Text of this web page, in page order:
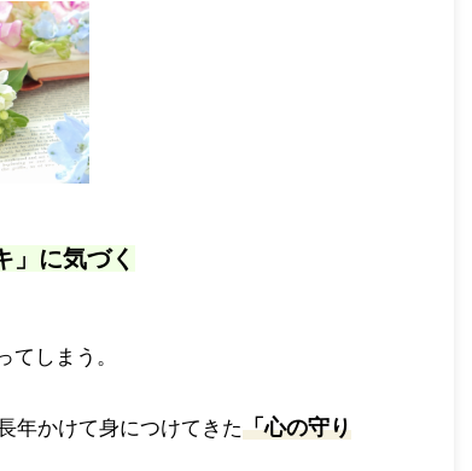
」に気づく
てしまう。
年かけて身につけてきた「心の守り